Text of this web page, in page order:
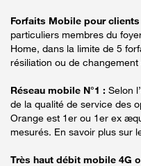
Forfaits Mobile pour clients
particuliers membres du
Home, dans la limite de 5
résiliation ou de changement
Réseau mobile N°1 : Selon
de la qualité de service des
Orange est 1er ou 1er ex
mesurés. En savoir plus sur
Très haut débit mobile 4G